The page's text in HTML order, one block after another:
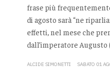
frase più
di agosto sarà “ne
effetti, nel mese che
dall’imperatore Augusto
ALCIDE SIMONETTI SABATO 01